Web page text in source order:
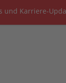
und Karriere-